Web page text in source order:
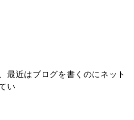
近はブログを書くのにネット
い